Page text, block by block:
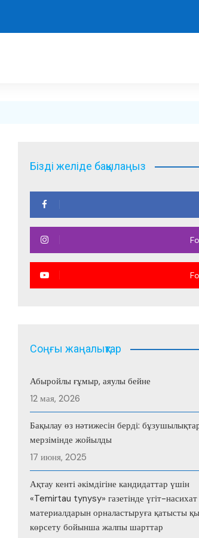
Бізді желіде бақылаңыз
Соңғы жаңалықтар
Абыройлы ғұмыр, аяулы бейне
12 мая, 2026
Бақылау өз нәтижесін берді:
мерзімінде жойылды
17 июня, 2025
Ақтау кенті әкімдігіне кандидаттар үшін
«Temirtau tynysy» газетінде үгіт-насихат
материалдарын орналастыруға қатысты
көрсету бойынша жалпы шарттар